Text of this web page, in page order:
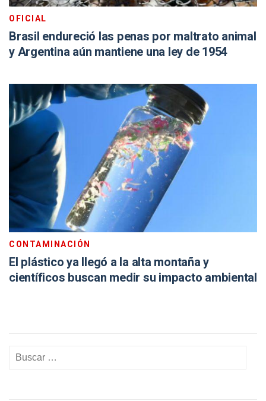
OFICIAL
Brasil endureció las penas por maltrato animal
y Argentina aún mantiene una ley de 1954
CONTAMINACIÓN
El plástico ya llegó a la alta montaña y
científicos buscan medir su impacto ambiental